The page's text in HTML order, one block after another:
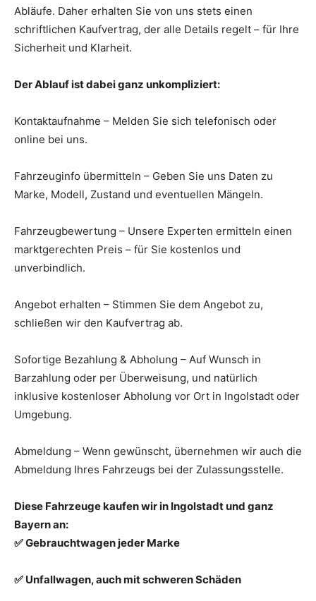
Abläufe. Daher erhalten Sie von uns stets einen
schriftlichen Kaufvertrag, der alle Details regelt – für Ihre
Sicherheit und Klarheit.
Der Ablauf ist dabei ganz unkompliziert:
Kontaktaufnahme – Melden Sie sich telefonisch oder
online bei uns.
Fahrzeuginfo übermitteln – Geben Sie uns Daten zu
Marke, Modell, Zustand und eventuellen Mängeln.
Fahrzeugbewertung – Unsere Experten ermitteln einen
marktgerechten Preis – für Sie kostenlos und
unverbindlich.
Angebot erhalten – Stimmen Sie dem Angebot zu,
schließen wir den Kaufvertrag ab.
Sofortige Bezahlung & Abholung – Auf Wunsch in
Barzahlung oder per Überweisung, und natürlich
inklusive kostenloser Abholung vor Ort in Ingolstadt oder
Umgebung.
Abmeldung – Wenn gewünscht, übernehmen wir auch die
Abmeldung Ihres Fahrzeugs bei der Zulassungsstelle.
Diese Fahrzeuge kaufen wir in Ingolstadt und ganz
Bayern an:
✅ Gebrauchtwagen jeder Marke
✅ Unfallwagen, auch mit schweren Schäden